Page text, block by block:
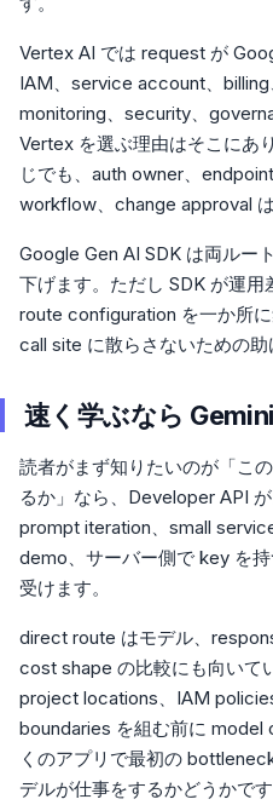
Vertex AI では request が
IAM、service account、billing
monitoring、security、
Vertex を選ぶ理由はそこにあ
じでも、auth owner、
workflow、change approval は
Google Gen AI SDK は両ルー
下げます。ただし SDK が運用
route configuration を一か所
call site に散らさないための助
速く学ぶなら
読者がまず知りたいのが「こ
るか」なら、Developer API
prompt iteration、small
demo、サーバー側で key を
受けます。
direct route はモデル、
cost shape の比較にも向いて
project locations、IAM
boundaries を組む前に model
くのアプリで最初の
デルが仕事をするかどうかです